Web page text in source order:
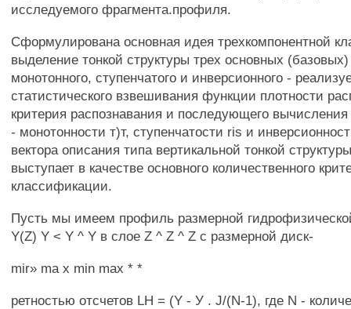
исследуемого фрагмента.профиля.
Сформулирована основная идея трехкомпонентной
выделение тонкой структуры трех основных
монотонного, ступенчатого и инверсионного -
статистического взвешивания функции плотности
критерия распознавания и последующего вычисления
- монотонности т)т, ступенчатости ris и
вектора описания типа вертикальной тонкой
выступает в качестве основного количественного
классификации.
Пусть мы имеем профиль размерной
Y(Z) Y < Y ^ Y в слое Z ^ Z ^ Z с размерной диск-
mir» ma х min max * *
ретностью отсчетов LH = (Y - У . J/(N-1), где N -